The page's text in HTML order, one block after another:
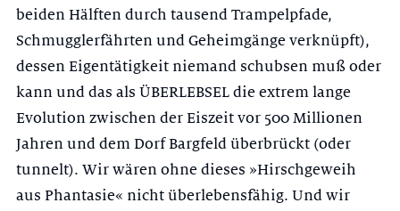
beiden Hälften durch tausend Trampelpfade,
Schmuggler­fährten und Geheimgänge verknüpft),
dessen Eigentätigkeit niemand schub­sen muß oder
kann und das als ÜBERLEBSEL die extrem lange
Evolution zwischen der Eiszeit vor 500 Millionen
Jahren und dem Dorf Bargfeld über­brückt (oder
tunnelt). Wir wären ohne dieses »Hirschgeweih
aus Phantasie« nicht überlebensfähig. Und wir